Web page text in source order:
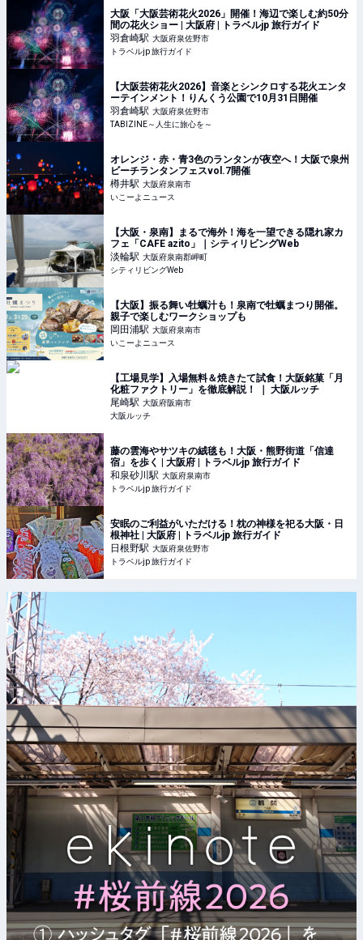
大阪「大阪芸術花火2026」開催！海辺で楽しむ約50分
間の花火ショー | 大阪府 | トラベルjp 旅行ガイド
羽倉崎駅 大阪府泉佐野市
トラベルjp 旅行ガイド
【大阪芸術花火2026】音楽とシンクロする花火エンタ
ーテインメント！りんくう公園で10月31日開催
羽倉崎駅 大阪府泉佐野市
TABIZINE～人生に旅心を～
オレンジ・赤・青3色のランタンが夜空へ！大阪で泉州
ビーチランタンフェスvol.7開催
樽井駅 大阪府泉南市
いこーよニュース
【大阪・泉南】まるで海外！海を一望できる隠れ家カ
フェ「CAFE azito」｜シティリビングWeb
淡輪駅 大阪府泉南郡岬町
シティリビングWeb
【大阪】振る舞い牡蠣汁も！泉南で牡蠣まつり開催。
親子で楽しむワークショップも
岡田浦駅 大阪府泉南市
いこーよニュース
【工場見学】入場無料＆焼きたて試食！大阪銘菓「月
化粧ファクトリー」を徹底解説！ ｜ 大阪ルッチ
尾崎駅 大阪府阪南市
大阪ルッチ
藤の雲海やサツキの絨毯も！大阪・熊野街道「信達
宿」を歩く | 大阪府 | トラベルjp 旅行ガイド
和泉砂川駅 大阪府泉南市
トラベルjp 旅行ガイド
安眠のご利益がいただける！枕の神様を祀る大阪・日
根神社 | 大阪府 | トラベルjp 旅行ガイド
日根野駅 大阪府泉佐野市
トラベルjp 旅行ガイド